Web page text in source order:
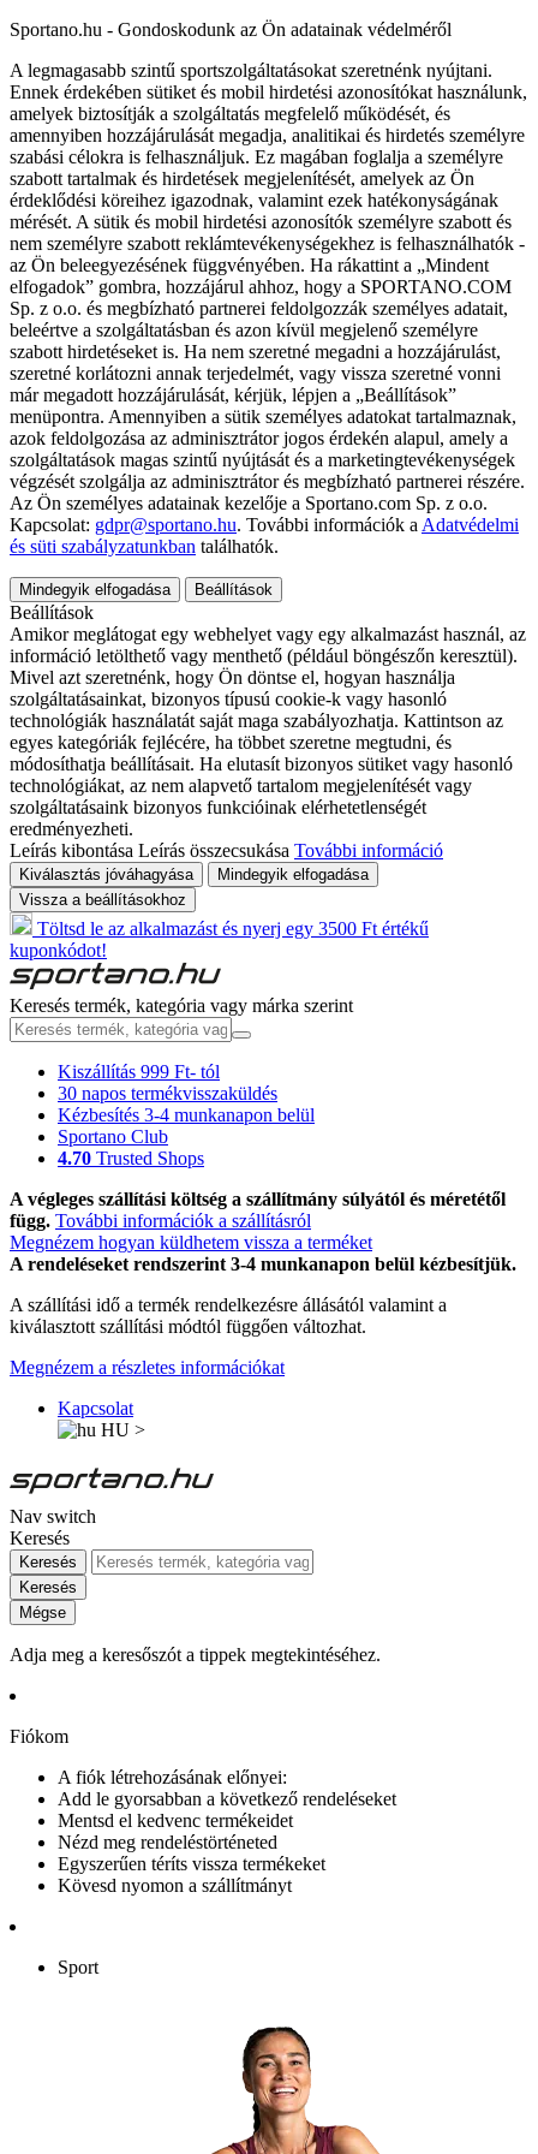
Sportano.hu - Gondoskodunk az Ön adatainak védelméről
A legmagasabb szintű sportszolgáltatásokat szeretnénk nyújtani.
Ennek érdekében sütiket és mobil hirdetési azonosítókat használunk,
amelyek biztosítják a szolgáltatás megfelelő működését, és
amennyiben hozzájárulását megadja, analitikai és hirdetés személyre
szabási célokra is felhasználjuk. Ez magában foglalja a személyre
szabott tartalmak és hirdetések megjelenítését, amelyek az Ön
érdeklődési köreihez igazodnak, valamint ezek hatékonyságának
mérését. A sütik és mobil hirdetési azonosítók személyre szabott és
nem személyre szabott reklámtevékenységekhez is felhasználhatók -
az Ön beleegyezésének függvényében. Ha rákattint a „Mindent
elfogadok” gombra, hozzájárul ahhoz, hogy a SPORTANO.COM
Sp. z o.o. és megbízható partnerei feldolgozzák személyes adatait,
beleértve a szolgáltatásban és azon kívül megjelenő személyre
szabott hirdetéseket is. Ha nem szeretné megadni a hozzájárulást,
szeretné korlátozni annak terjedelmét, vagy vissza szeretné vonni
már megadott hozzájárulását, kérjük, lépjen a „Beállítások”
menüpontra. Amennyiben a sütik személyes adatokat tartalmaznak,
azok feldolgozása az adminisztrátor jogos érdekén alapul, amely a
szolgáltatások magas szintű nyújtását és a marketingtevékenységek
végzését szolgálja az adminisztrátor és megbízható partnerei részére.
Az Ön személyes adatainak kezelője a Sportano.com Sp. z o.o.
Kapcsolat: gdpr@sportano.hu. További információk a Adatvédelmi
és süti szabályzatunkban találhatók.
Mindegyik elfogadása Beállítások
Beállítások
Amikor meglátogat egy webhelyet vagy egy alkalmazást használ, az
információ letölthető vagy menthető (például böngészőn keresztül).
Mivel azt szeretnénk, hogy Ön döntse el, hogyan használja
szolgáltatásainkat, bizonyos típusú cookie-k vagy hasonló
technológiák használatát saját maga szabályozhatja. Kattintson az
egyes kategóriák fejlécére, ha többet szeretne megtudni, és
módosíthatja beállításait. Ha elutasít bizonyos sütiket vagy hasonló
technológiákat, az nem alapvető tartalom megjelenítését vagy
szolgáltatásaink bizonyos funkcióinak elérhetetlenségét
eredményezheti.
Leírás kibontása Leírás összecsukása További információ
Kiválasztás jóváhagyása
Mindegyik elfogadása
Vissza a beállításokhoz
Töltsd le az alkalmazást és nyerj egy 3500 Ft értékű
kuponkódot!
Keresés termék, kategória vagy márka szerint
Kiszállítás 999 Ft- tól
30 napos termékvisszaküldés
Kézbesítés 3-4 munkanapon belül
Sportano Club
4.70 Trusted Shops
A végleges szállítási költség a szállítmány súlyától és méretétől
függ. További információk a szállításról
Megnézem hogyan küldhetem vissza a terméket
A rendeléseket rendszerint 3-4 munkanapon belül kézbesítjük.
A szállítási idő a termék rendelkezésre állásától valamint a
kiválasztott szállítási módtól függően változhat.
Megnézem a részletes információkat
Kapcsolat
HU >
Nav switch
Keresés
Keresés
Keresés
Mégse
Adja meg a keresőszót a tippek megtekintéséhez.
Fiókom
A fiók létrehozásának előnyei:
Add le gyorsabban a következő rendeléseket
Mentsd el kedvenc termékeidet
Nézd meg rendeléstörténeted
Egyszerűen téríts vissza termékeket
Kövesd nyomon a szállítmányt
Sport